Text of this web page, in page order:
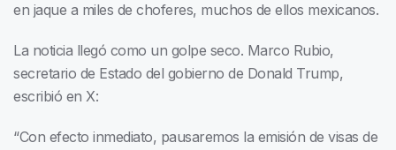
en jaque a miles de choferes, muchos de ellos mexicanos.
La noticia llegó como un golpe seco. Marco Rubio,
secretario de Estado del gobierno de Donald Trump,
escribió en X:
“Con efecto inmediato, pausaremos la emisión de visas de